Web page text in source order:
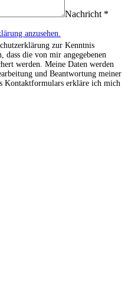
Nachricht *
anzusehen.
zur Kenntnis
dass die von mir angegebenen
werden. Meine Daten werden
und Beantwortung meiner
Kontaktformulars erkläre ich mich